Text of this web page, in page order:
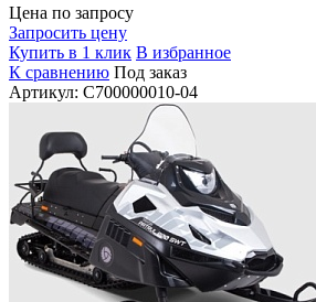
Цена по запросу
Запросить цену
Купить в 1 клик В избранное
К сравнению Под заказ
Артикул: С700000010-04